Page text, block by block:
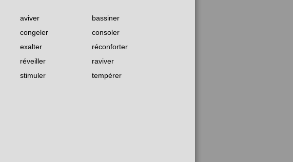
aviver
bassiner
congeler
consoler
exalter
réconforter
réveiller
raviver
stimuler
tempérer